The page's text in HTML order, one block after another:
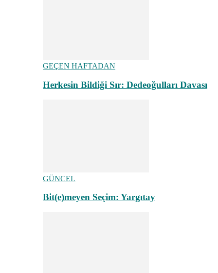
GEÇEN HAFTADAN
Herkesin Bildiği Sır: Dedeoğulları Davası
GÜNCEL
Bit(e)meyen Seçim: Yargıtay